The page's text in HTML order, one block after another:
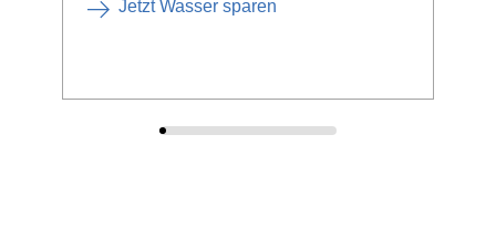
Jetzt Wasser sparen